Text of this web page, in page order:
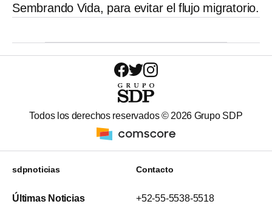
Sembrando Vida, para evitar el flujo migratorio.
Todos los derechos reservados © 2026 Grupo SDP
sdpnoticias
Últimas Noticias
Contacto
+52-55-5538-5518